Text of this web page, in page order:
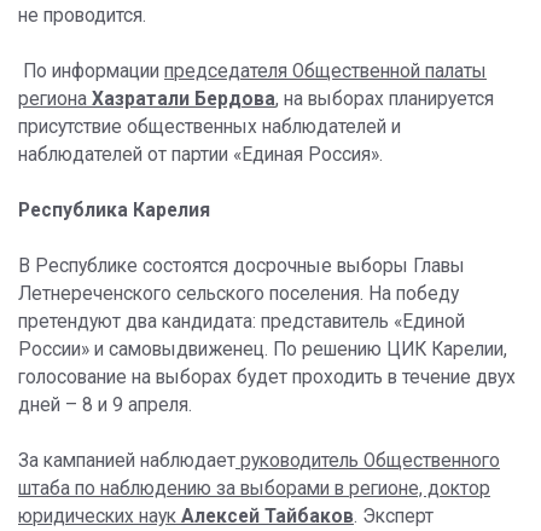
не проводится.
По информации председателя Общественной палаты
региона Хазратали Бердова, на выборах планируется
присутствие общественных наблюдателей и
наблюдателей от партии «Единая Россия».
Республика Карелия
В Республике состоятся досрочные выборы Главы
Летнереченского сельского поселения. На победу
претендуют два кандидата: представитель «Единой
России» и самовыдвиженец. По решению ЦИК Карелии,
голосование на выборах будет проходить в течение двух
дней – 8 и 9 апреля.
За кампанией наблюдает руководитель Общественного
штаба по наблюдению за выборами в регионе, доктор
юридических наук Алексей Тайбаков. Эксперт